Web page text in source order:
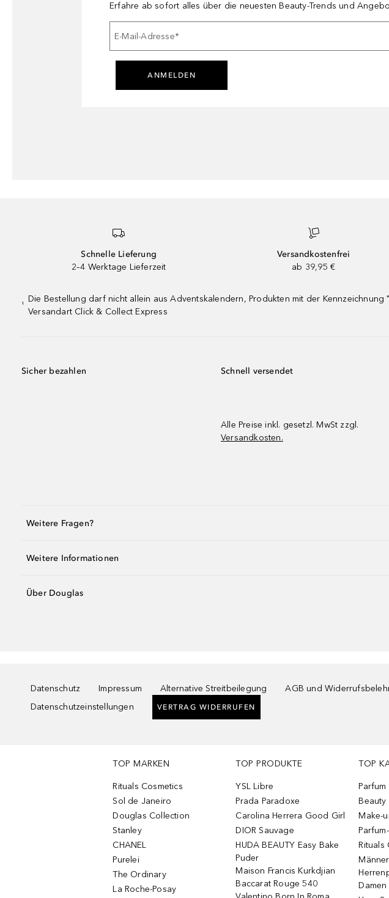
Erfahre ab sofort alles über die neuesten Beauty-Trends und
E-Mail-Adresse*
ANMELDEN
Schnelle Lieferung
2–4 Werktage Lieferzeit
Versandkostenfrei
ab 39,95 €
¹
Die Bestellung darf nicht allein aus Adventskalendern, Produkten mit der
Versandart Click & Collect Express
Sicher bezahlen Schnell versendet
Alle Preise inkl. gesetzl. MwSt zzgl.
Versandkosten.
Weitere Fragen?
Weitere Informationen
Über Douglas
Datenschutz Impressum Alternative Streitbeilegung
AGB und
Datenschutzeinstellungen
VERTRAG WIDERRUFEN
TOP MARKEN
Rituals Cosmetics
Sol de Janeiro
Douglas Collection
Stanley
CHANEL
Purelei
The Ordinary
La Roche-Posay
TOP PRODUKTE
YSL Libre
Prada Paradoxe
Carolina Herrera Good Girl
DIOR Sauvage
HUDA BEAUTY Easy Bake
Puder
Maison Francis Kurkdjian
Baccarat Rouge 540
TOP
Beauty
Make-
Rituals
Damen